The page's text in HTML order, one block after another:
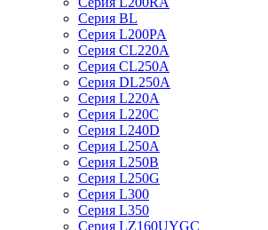
Серия BL
Серия L200PA
Серия CL220A
Серия CL250A
Серия DL250A
Серия L220A
Серия L220C
Серия L240D
Серия L250A
Серия L250B
Серия L250G
Серия L300
Серия L350
Серия LZ160UYGC